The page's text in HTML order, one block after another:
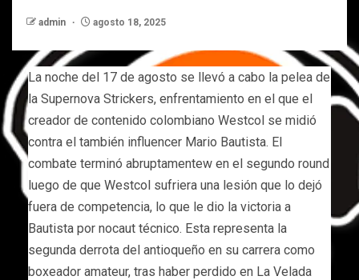
admin agosto 18, 2025
La noche del 17 de agosto se llevó a cabo la pelea de
la Supernova Strickers, enfrentamiento en el que el
creador de contenido colombiano Westcol se midió
contra el también influencer Mario Bautista. El
combate terminó abruptamentew en el segundo round
luego de que Westcol sufriera una lesión que lo dejó
fuera de competencia, lo que le dio la victoria a
Bautista por nocaut técnico. Esta representa la
segunda derrota del antioqueño en su carrera como
boxeador amateur, tras haber perdido en La Velada